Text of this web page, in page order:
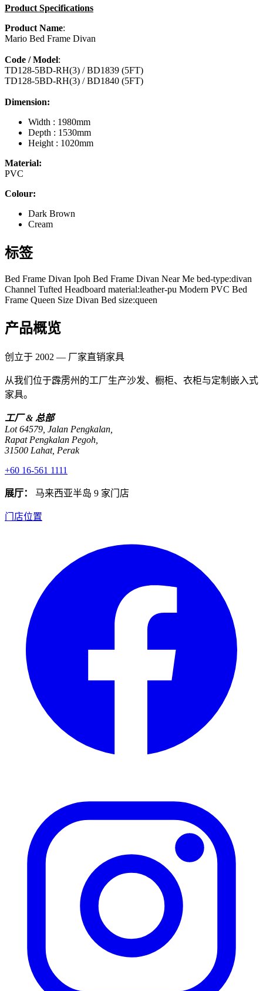
Product Specifications
Product Name:
Mario Bed Frame Divan
Code / Model:
TD128-5BD-RH(3) / BD1839 (5FT)
TD128-5BD-RH(3) / BD1840 (5FT)
Dimension:
Width : 1980mm
Depth : 1530mm
Height : 1020mm
Material:
PVC
Colour:
Dark Brown
Cream
标签
Bed Frame Divan Ipoh Bed Frame Divan Near Me bed-type:divan
Channel Tufted Headboard material:leather-pu Modern PVC Bed
Frame Queen Size Divan Bed size:queen
产品概览
创立于 2002 — 厂家直销家具
从我们位于霹雳州的工厂生产沙发、橱柜、衣柜与定制嵌入式
家具。
工厂 & 总部
Lot 64579, Jalan Pengkalan,
Rapat Pengkalan Pegoh,
31500 Lahat, Perak
+60 16-561 1111
展厅： 马来西亚半岛 9 家门店
门店位置